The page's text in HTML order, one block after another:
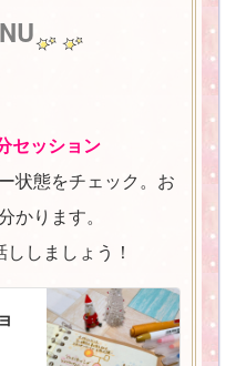
セッション
状態をチェック。お
かります。
しましょう！